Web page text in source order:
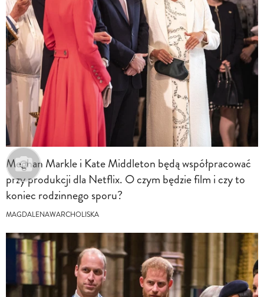
Meghan Markle i Kate Middleton będą współpracować
przy produkcji dla Netflix. O czym będzie film i czy to
koniec rodzinnego sporu?
MAGDALENAWARCHOLISKA